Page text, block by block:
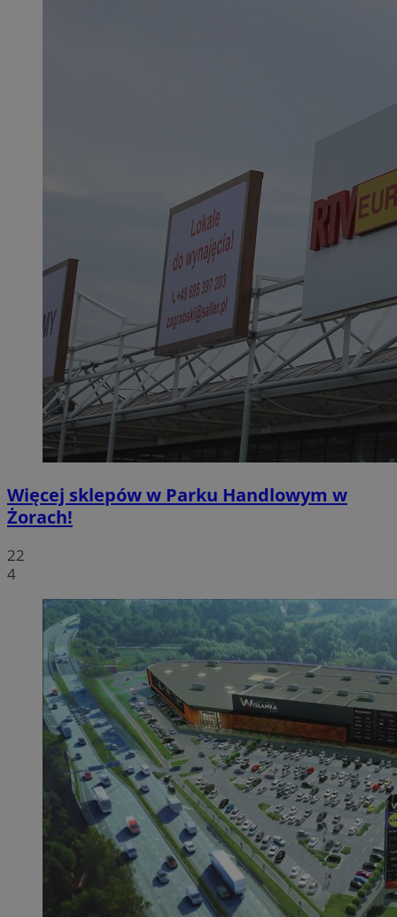
Więcej sklepów w Parku Handlowym w
Żorach!
22
4